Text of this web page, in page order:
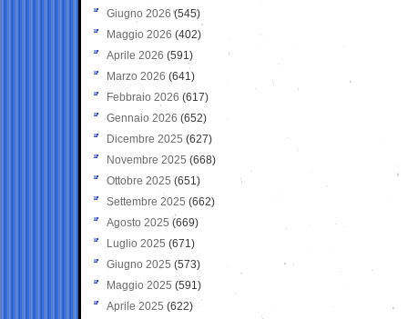
Giugno 2026 (545)
Maggio 2026 (402)
Aprile 2026 (591)
Marzo 2026 (641)
Febbraio 2026 (617)
Gennaio 2026 (652)
Dicembre 2025 (627)
Novembre 2025 (668)
Ottobre 2025 (651)
Settembre 2025 (662)
Agosto 2025 (669)
Luglio 2025 (671)
Giugno 2025 (573)
Maggio 2025 (591)
Aprile 2025 (622)